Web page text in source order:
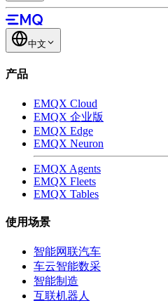
中文
产品
EMQX Cloud
EMQX 企业版
EMQX Edge
EMQX Neuron
EMQX Agents
EMQX Fleets
EMQX Tables
使用场景
智能网联汽车
车云智能数采
智能制造
互联机器人